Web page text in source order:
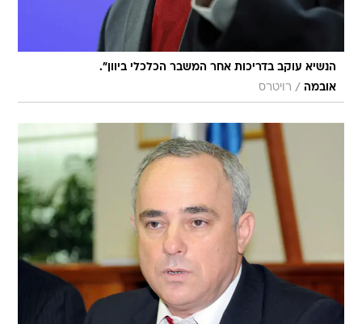
הנשיא עוקב בדריכות אחר המשבר הכלכלי ביוון".
אובמה / רויטרס